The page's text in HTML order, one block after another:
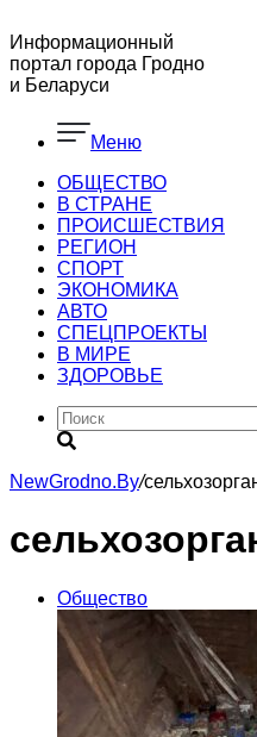
Информационный
портал города Гродно
и Беларуси
Меню
ОБЩЕСТВО
В СТРАНЕ
ПРОИСШЕСТВИЯ
РЕГИОН
CПОРТ
ЭКОНОМИКА
АВТО
СПЕЦПРОЕКТЫ
В МИРЕ
ЗДОРОВЬЕ
NewGrodno.By/
Общество